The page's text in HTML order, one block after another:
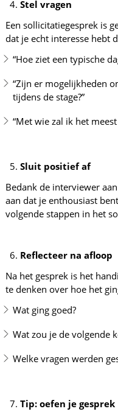
Stel vragen
Een sollicitatiegesprek is
dat je echt interesse hebt
“Hoe ziet een typische
“Zijn er mogelijkheden
tijdens de stage?”
“Met wie zal ik het
Sluit positief af
Bedank de interviewer
aan dat je enthousiast
volgende stappen in het
Reflecteer na afloop
Na het gesprek is het
te denken over hoe het
Wat ging goed?
Wat zou je de volgende
Welke vragen werden
Tip: oefen je gesprek